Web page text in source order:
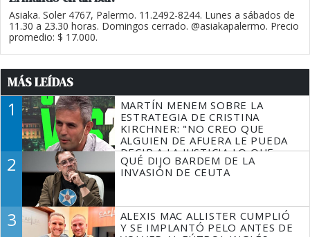
Asiaka. Soler 4767, Palermo. 11.2492-8244. Lunes a sábados de
11.30 a 23.30 horas. Domingos cerrado. @asiakapalermo. Precio
promedio: $ 17.000.
MÁS LEÍDAS
1
MARTÍN MENEM SOBRE LA
ESTRATEGIA DE CRISTINA
KIRCHNER: "NO CREO QUE
ALGUIEN DE AFUERA LE PUEDA
DECIR A LA JUSTICIA LO QUE
TIENE QUE HACER"
2
QUÉ DIJO BARDEM DE LA
INVASIÓN DE CEUTA
3
ALEXIS MAC ALLISTER CUMPLIÓ
Y SE IMPLANTÓ PELO ANTES DE